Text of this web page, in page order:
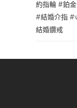
約指輪 #鉑金
#結婚介指
結婚鑽戒